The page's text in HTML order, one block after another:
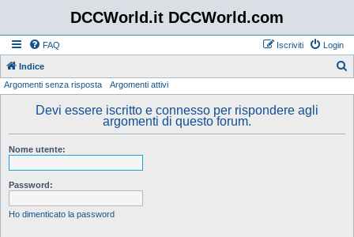
DCCWorld.it DCCWorld.com
FAQ Login
Iscriviti
Indice
Argomenti senza risposta Argomenti attivi
Devi essere iscritto e connesso per rispondere agli
argomenti di questo forum.
Nome utente:
Password:
Ho dimenticato la password